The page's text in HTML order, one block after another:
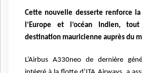
Cette nouvelle desserte renforce
l’Europe et l’océan Indien,
destination mauricienne auprès du
L’Airbus A330neo de dernière